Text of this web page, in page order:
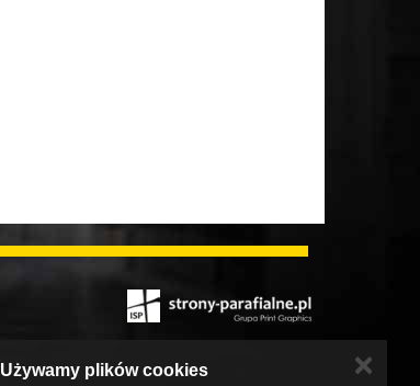
Używamy plików cookies ✕